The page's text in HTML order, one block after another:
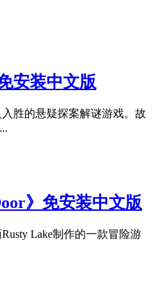
安装中文版
胜的悬疑探案解谜游戏。故
》免安装中文版
Lake制作的一款冒险游